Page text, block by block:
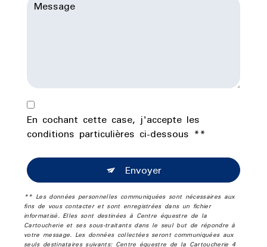
En cochant cette case, j'accepte les
conditions particulières ci-dessous **
Envoyer
** Les données personnelles communiquées sont nécessaires aux
fins de vous contacter et sont enregistrées dans un fichier
informatisé. Elles sont destinées à Centre équestre de la
Cartoucherie et ses sous-traitants dans le seul but de répondre à
votre message. Les données collectées seront communiquées aux
seuls destinataires suivants: Centre équestre de la Cartoucherie 4